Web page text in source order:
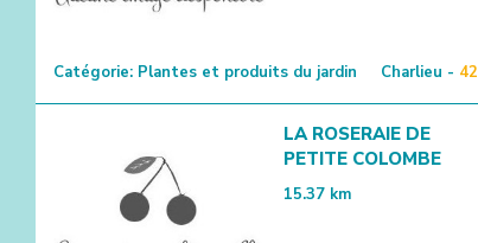
Catégorie: Plantes et produits du jardin Charlieu - 42
LA ROSERAIE DE
PETITE COLOMBE
15.37 km